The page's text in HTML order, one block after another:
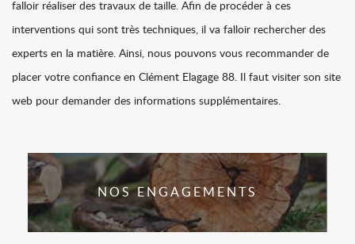
falloir réaliser des travaux de taille. Afin de procéder à ces
interventions qui sont très techniques, il va falloir rechercher des
experts en la matière. Ainsi, nous pouvons vous recommander de
placer votre confiance en Clément Elagage 88. Il faut visiter son site
web pour demander des informations supplémentaires.
NOS ENGAGEMENTS